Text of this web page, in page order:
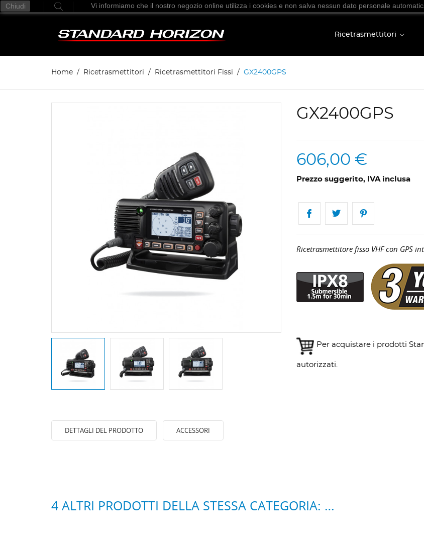
Chiudi Vi informiamo che il nostro negozio online utilizza i cookies e non salva nessun dato personale
Ricetrasmettitori
Home Ricetrasmettitori Ricetrasmettitori Fissi GX2400GPS
GX2400GPS
606,00 €
Prezzo suggerito, IVA inclusa
Ricetrasmettitore fisso VHF con GPS
Per acquistare i prodotti
autorizzati.
DETTAGLI DEL PRODOTTO ACCESSORI
4 ALTRI PRODOTTI DELLA STESSA CATEGORIA: